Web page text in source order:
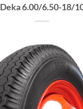
Deka 6.00/6.50-18/